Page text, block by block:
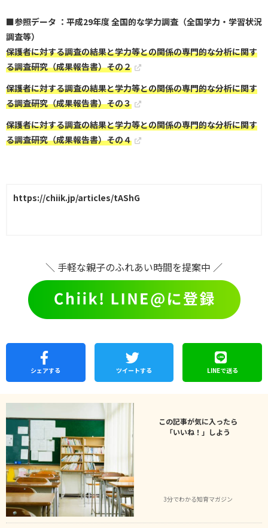
■参照データ ：平成29年度 全国的な学力調査（全国学力・学習状況
調査等）
保護者に対する調査の結果と学力等との関係の専門的な分析に関す
る調査研究（成果報告書）その２
保護者に対する調査の結果と学力等との関係の専門的な分析に関す
る調査研究（成果報告書）その３
保護者に対する調査の結果と学力等との関係の専門的な分析に関す
る調査研究（成果報告書）その４
https://chiik.jp/articles/tAShG
＼ 手軽な親子のふれあい時間を提案中 ／
シェアする ツイートする LINEで送る
この記事が気に入ったら
「いいね！」しよう
3分でわかる知育マガジン